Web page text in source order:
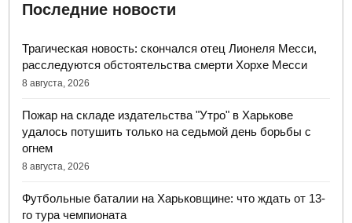
Последние новости
Трагическая новость: скончался отец Лионеля Месси,
расследуются обстоятельства смерти Хорхе Месси
8 августа, 2026
Пожар на складе издательства "Утро" в Харькове
удалось потушить только на седьмой день борьбы с
огнем
8 августа, 2026
Футбольные баталии на Харьковщине: что ждать от 13-
го тура чемпионата